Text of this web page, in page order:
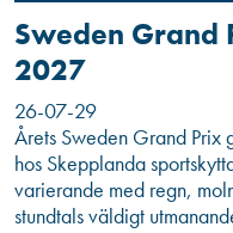
Sweden
2027
26-07-29
Årets Sweden Grand
hos Skepplanda
varierande med regn,
stundtals väldigt